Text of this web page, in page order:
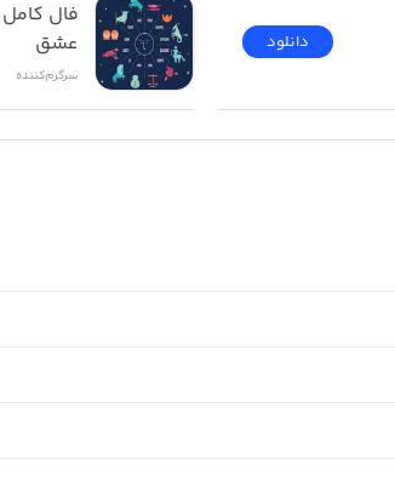
دانلود
عشق
سرگرم‌کننده